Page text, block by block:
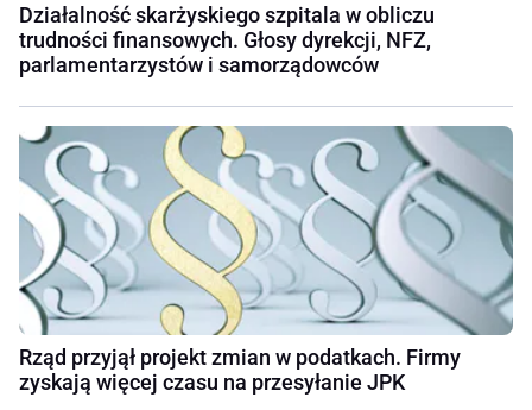
Działalność skarżyskiego szpitala w obliczu
trudności finansowych. Głosy dyrekcji, NFZ,
parlamentarzystów i samorządowców
Rząd przyjął projekt zmian w podatkach. Firmy
zyskają więcej czasu na przesyłanie JPK